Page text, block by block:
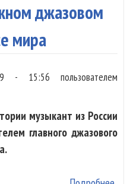
джазовом
мира
- 15:56 пользователем
музыкант из России
главного джазового